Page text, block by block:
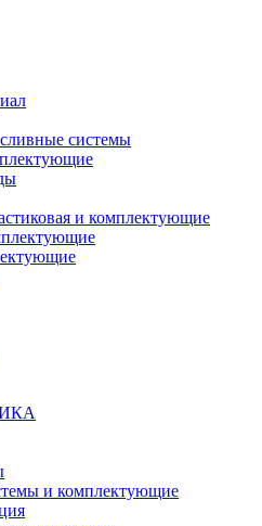
системы
и комплектующие
и комплектующие